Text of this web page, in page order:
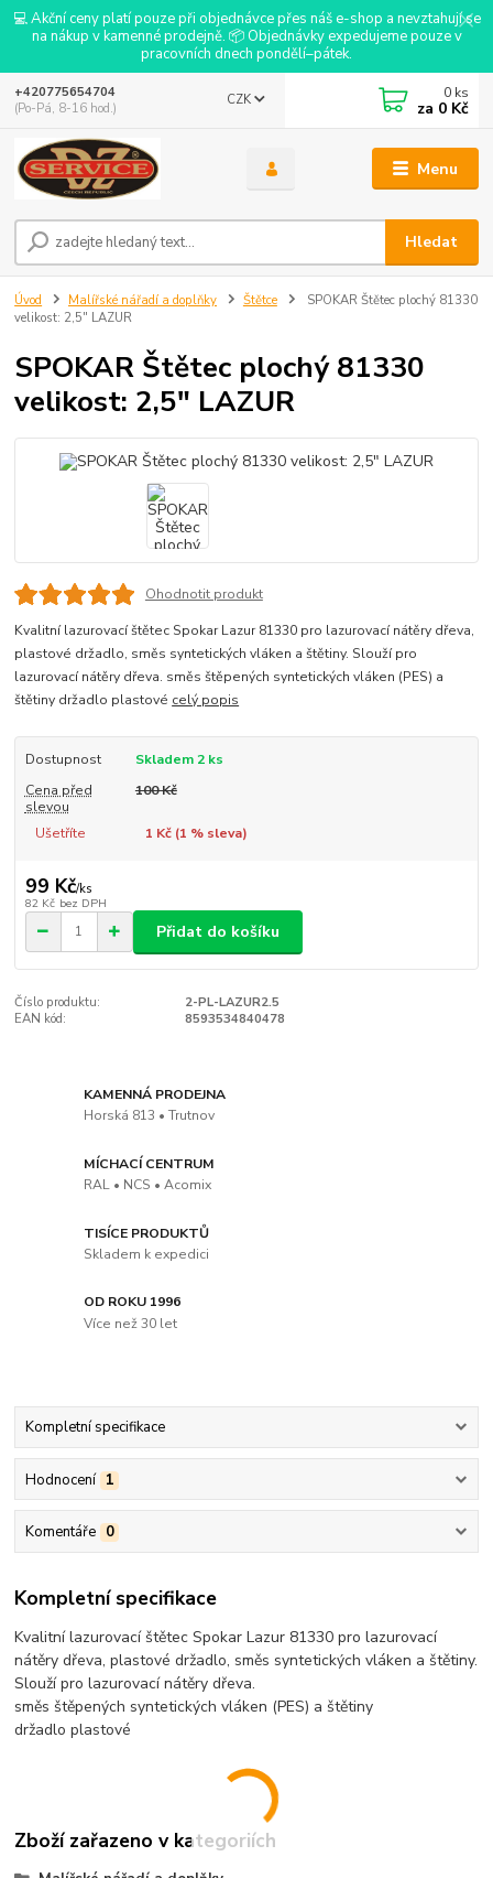
💻 Akční ceny platí pouze při objednávce přes náš e-shop a nevztahují se
na nákup v kamenné prodejně. 📦 Objednávky expedujeme pouze v
pracovních dnech pondělí–pátek.
Menu
CZK
Hledat
+420775654704
(Po-Pá, 8-16 hod.)
0 ks
za 0 Kč
Úvod Malířské nářadí a doplňky Štětce
SPOKAR Štětec plochý 81330
velikost: 2,5" LAZUR
SPOKAR Štětec plochý 81330
velikost: 2,5" LAZUR
Ohodnotit produkt
Kvalitní lazurovací štětec Spokar Lazur 81330 pro lazurovací nátěry dřeva,
plastové držadlo, směs syntetických vláken a štětiny. Slouží pro
lazurovací nátěry dřeva. směs štěpených syntetických vláken (PES) a
štětiny držadlo plastové celý popis
Dostupnost
Skladem 2 ks
Cena před
slevou
100 Kč
Ušetříte 1 Kč (1 % sleva)
99 Kč/ks
82 Kč bez DPH
Přidat do košíku
Číslo produktu:
2-PL-LAZUR2.5
EAN kód:
8593534840478
KAMENNÁ PRODEJNA
Horská 813 • Trutnov
MÍCHACÍ CENTRUM
RAL • NCS • Acomix
TISÍCE PRODUKTŮ
Skladem k expedici
OD ROKU 1996
Více než 30 let
Kompletní specifikace
Hodnocení 1
Komentáře 0
Kompletní specifikace
Kvalitní lazurovací štětec Spokar Lazur 81330 pro lazurovací
nátěry dřeva, plastové držadlo, směs syntetických vláken a štětiny.
Slouží pro lazurovací nátěry dřeva.
směs štěpených syntetických vláken (PES) a štětiny
držadlo plastové
Zboží zařazeno v kategoriích